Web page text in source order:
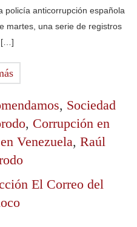
policía anticorrupción española
martes, una serie de registros
[…]
, Sociedad
, Corrupción en
Venezuela, Raúl
El Correo del